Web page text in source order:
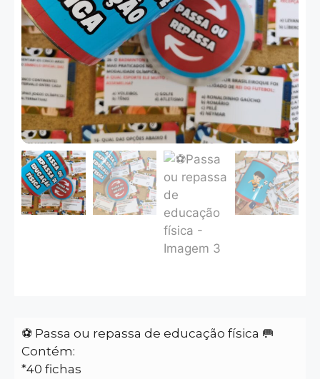
⚽ Passa ou repassa de educação física 🥅
Contém:
*40 fichas